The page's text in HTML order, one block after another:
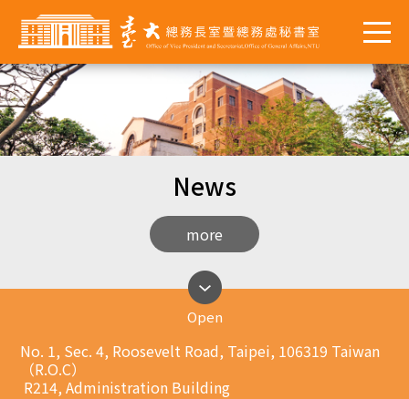
News
more
Open
No. 1, Sec. 4, Roosevelt Road, Taipei, 106319 Taiwan
（R.O.C）
R214, Administration Building